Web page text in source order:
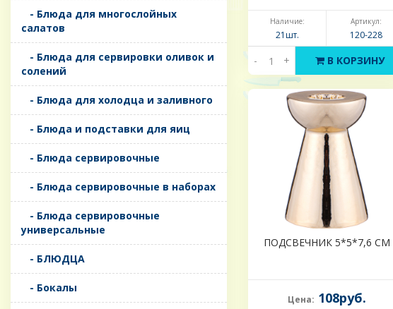
- Блюда для многослойных
салатов
- Блюда для сервировки оливок и
солений
- Блюда для холодца и заливного
- Блюда и подставки для яиц
- Блюда сервировочные
- Блюда сервировочные в наборах
- Блюда сервировочные
универсальные
- БЛЮДЦА
- Бокалы
Наличие:
21шт.
Артикул:
120-228
- + В КОРЗИНУ
ПОДСВЕЧНИК 5*5*7,6 СМ
Цена: 108руб.